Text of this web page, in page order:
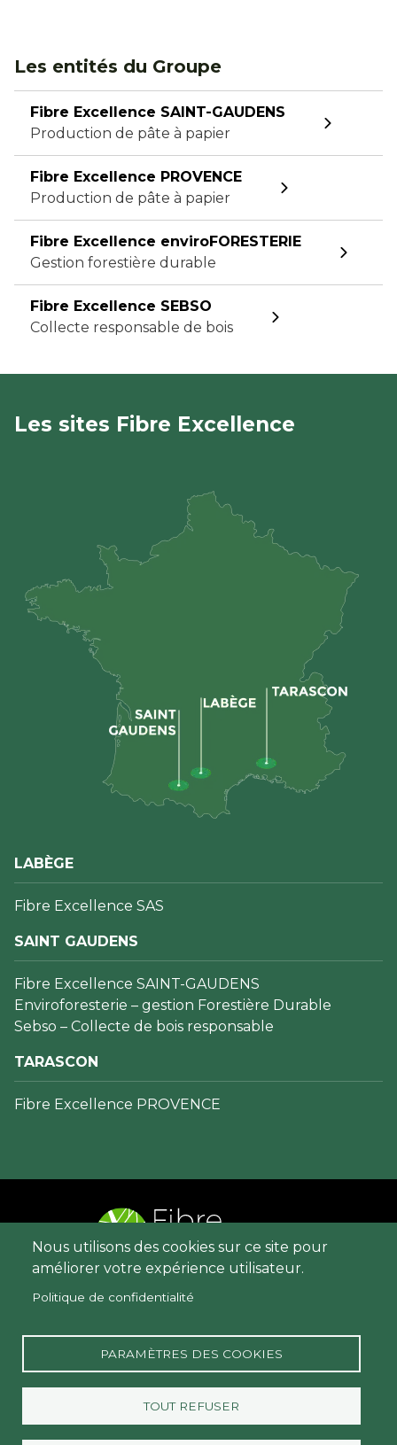
Les entités du Groupe
Fibre Excellence SAINT-GAUDENS
Production de pâte à papier
Fibre Excellence PROVENCE
Production de pâte à papier
Fibre Excellence enviroFORESTERIE
Gestion forestière durable
Fibre Excellence SEBSO
Collecte responsable de bois
Les sites Fibre Excellence
LABÈGE
Fibre Excellence SAS
SAINT GAUDENS
Fibre Excellence SAINT-GAUDENS
Enviroforesterie – gestion Forestière Durable
Sebso – Collecte de bois responsable
TARASCON
Fibre Excellence PROVENCE
Nous utilisons des cookies sur ce site pour
améliorer votre expérience utilisateur.
Politique de confidentialité
PARAMÈTRES DES COOKIES
TOUT REFUSER
Menu
de
Contact
Politique de protection des données
personnelles
Politique de gestion des cookies
Social